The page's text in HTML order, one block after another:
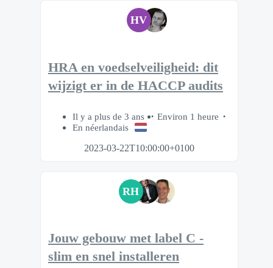
HV
HRA en voedselveiligheid: dit
wijzigt er in de HACCP audits
Il y a plus de 3 ans
Environ 1 heure
En néerlandais
2023-03-22T10:00:00+0100
RH
Jouw gebouw met label C -
slim en snel installeren